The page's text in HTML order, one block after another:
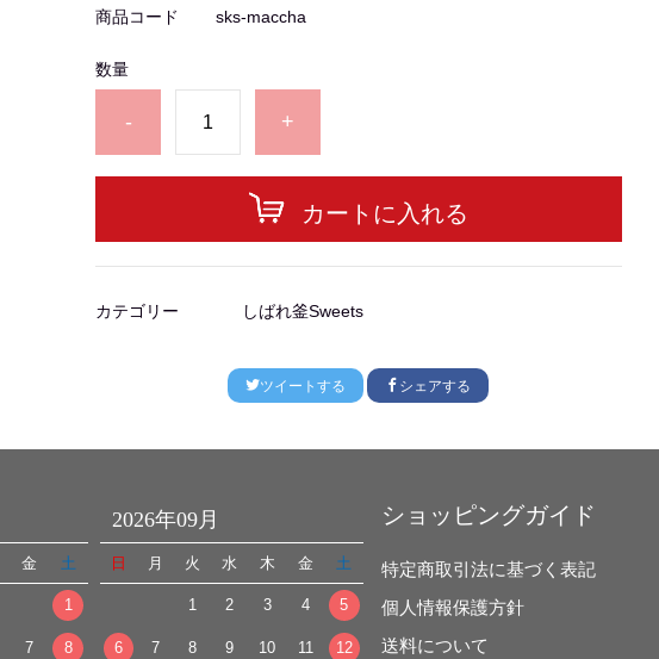
商品コード sks-maccha
数量
- +
カートに入れる
カテゴリー しばれ釜Sweets
ツイートする シェアする
金 土
1
7 8
2026年09月
日 月 火 水 木 金 土
1 2 3 4 5
6 7 8 9 10 11 12
ショッピングガイド
特定商取引法に基づく表記
個人情報保護方針
送料について